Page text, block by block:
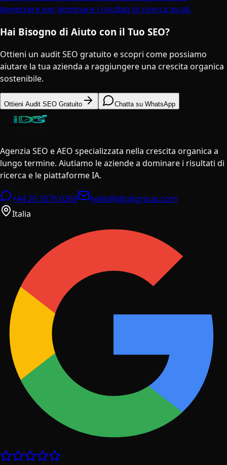
benessere per dominare i risultati di ricerca locali.
Hai Bisogno di Aiuto con il Tuo SEO?
Ottieni un audit SEO gratuito e scopri come possiamo
aiutare la tua azienda a raggiungere una crescita organica
sostenibile.
Ottieni Audit SEO Gratuito Chatta su WhatsApp
Agenzia SEO e AEO specializzata nella crescita organica a
lungo termine. Aiutiamo le aziende a dominare i risultati di
ricerca e le piattaforme IA.
+44 20 3576 0269
hello@idigitgroup.com
Italia